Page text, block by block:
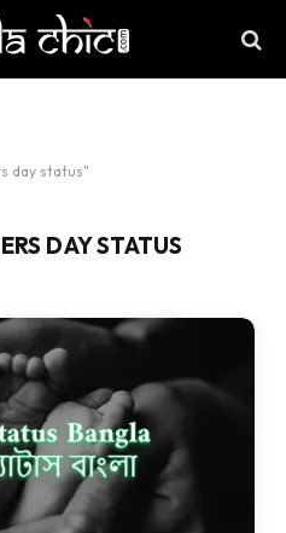
day status"
DAY STATUS